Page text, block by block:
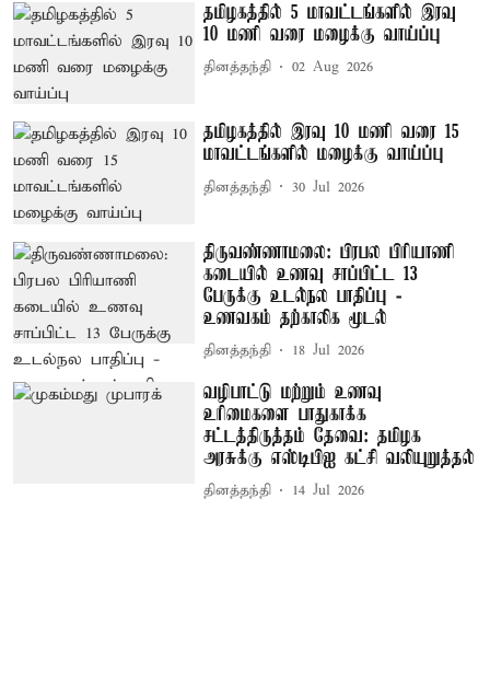
தமிழகத்தில் 5 மாவட்டங்களில் இரவு
10 மணி வரை மழைக்கு வாய்ப்பு
தினத்தந்தி 02 Aug 2026
தமிழகத்தில் இரவு 10 மணி வரை 15
மாவட்டங்களில் மழைக்கு வாய்ப்பு
தினத்தந்தி 30 Jul 2026
திருவண்ணாமலை: பிரபல பிரியாணி
கடையில் உணவு சாப்பிட்ட 13
பேருக்கு உடல்நல பாதிப்பு -
உணவகம் தற்காலிக மூடல்
தினத்தந்தி 18 Jul 2026
வழிபாட்டு மற்றும் உணவு
உரிமைகளை பாதுகாக்க
சட்டத்திருத்தம் தேவை: தமிழக
அரசுக்கு எஸ்டிபிஐ கட்சி வலியுறுத்தல்
தினத்தந்தி 14 Jul 2026